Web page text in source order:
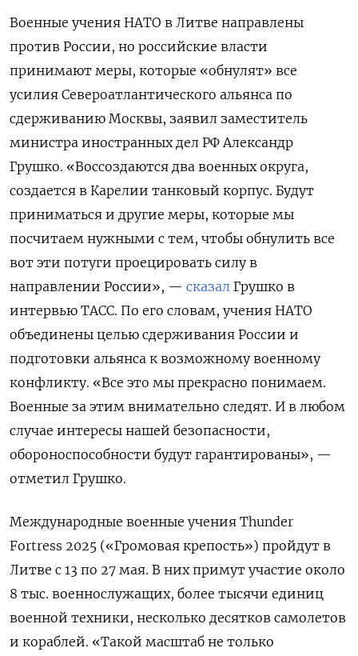
Военные учения НАТО в Литве направлены
против России, но российские власти
принимают меры, которые «обнулят» все
усилия Североатлантического альянса по
сдерживанию Москвы, заявил заместитель
министра иностранных дел РФ Александр
Грушко. «Воссоздаются два военных округа,
создается в Карелии танковый корпус. Будут
приниматься и другие меры, которые мы
посчитаем нужными с тем, чтобы обнулить все
вот эти потуги проецировать силу в
направлении России», — сказал Грушко в
интервью ТАСС. По его словам, учения НАТО
объединены целью сдерживания России и
подготовки альянса к возможному военному
конфликту. «Все это мы прекрасно понимаем.
Военные за этим внимательно следят. И в любом
случае интересы нашей безопасности,
обороноспособности будут гарантированы», —
отметил Грушко.
Международные военные учения Thunder
Fortress 2025 («Громовая крепость») пройдут в
Литве с 13 по 27 мая. В них примут участие около
8 тыс. военнослужащих, более тысячи единиц
военной техники, несколько десятков самолетов
и кораблей. «Такой масштаб не только